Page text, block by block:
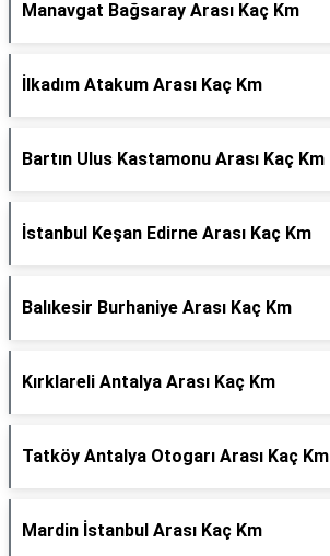
Manavgat Bağsaray Arası Kaç Km
İlkadım Atakum Arası Kaç Km
Bartın Ulus Kastamonu Arası Kaç Km
İstanbul Keşan Edirne Arası Kaç Km
Balıkesir Burhaniye Arası Kaç Km
Kırklareli Antalya Arası Kaç Km
Tatköy Antalya Otogarı Arası Kaç Km
Mardin İstanbul Arası Kaç Km